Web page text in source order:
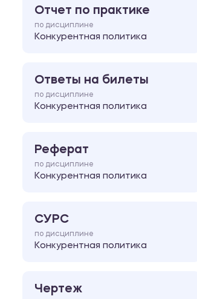
Отчет по практике
по дисциплине
Конкурентная политика
Ответы на билеты
по дисциплине
Конкурентная политика
Реферат
по дисциплине
Конкурентная политика
СУРС
по дисциплине
Конкурентная политика
Чертеж